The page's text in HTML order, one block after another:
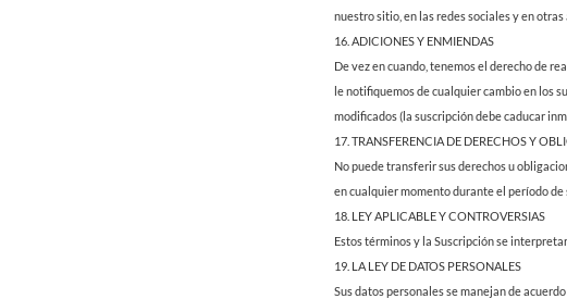
nuestro sitio, en las redes sociales y en otras
16. ADICIONES Y ENMIENDAS
De vez en cuando, tenemos el derecho de
le notifiquemos de cualquier cambio en los
modificados (la suscripción debe caducar
17. TRANSFERENCIA DE DERECHOS Y
No puede transferir sus derechos u
en cualquier momento durante el período de
18. LEY APLICABLE Y CONTROVERSIAS
Estos términos y la Suscripción se
19. LA LEY DE DATOS PERSONALES
Sus datos personales se manejan de